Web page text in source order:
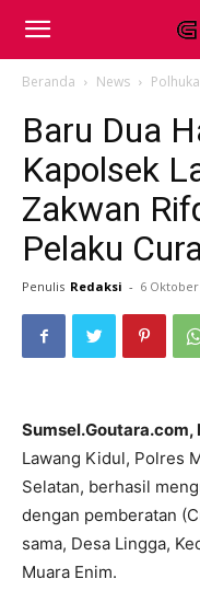
Beranda News
Baru Dua
Kapolsek
Zakwan
Pelaku
Penulis Redaksi - 6 Oktober
Sumsel.Goutara.com,
Lawang Kidul, Polres
Selatan, berhasil
dengan pemberatan
sama, Desa Lingga,
Muara Enim.